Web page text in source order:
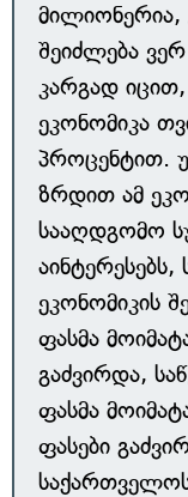
მილიონერია,
შეიძლება
კარგად
ეკონომიკა
პროცენტით.
ზრდით ამ
სააღდგომო
ეკონომიკის
ფასმა
გაძვირდა,
ფასმა
ფასები